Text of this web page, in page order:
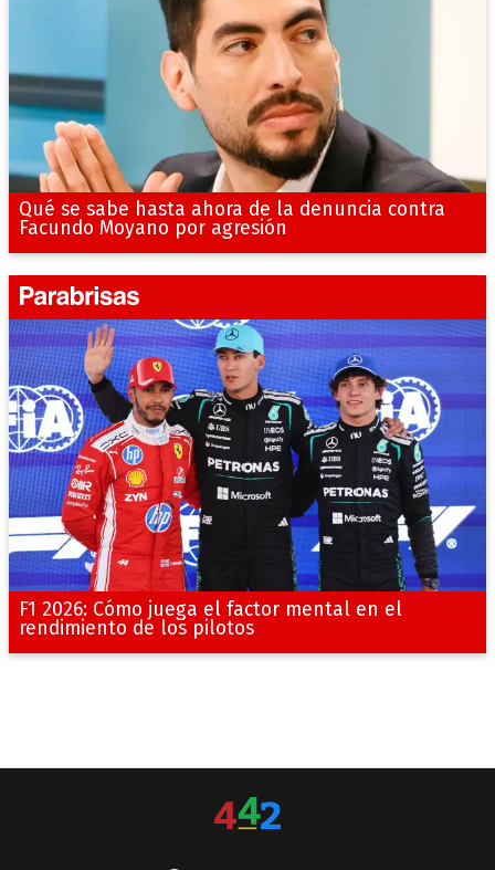
Qué se sabe hasta ahora de la denuncia contra
Facundo Moyano por agresión
F1 2026: Cómo juega el factor mental en el
rendimiento de los pilotos